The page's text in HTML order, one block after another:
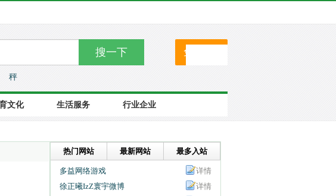
搜一下 免费提交
秤
文化 生活服务 行业企业
热门网站 最新网站 最多入站
多益网络游戏
详情
徐正曦IzZ寰宇微博
详情